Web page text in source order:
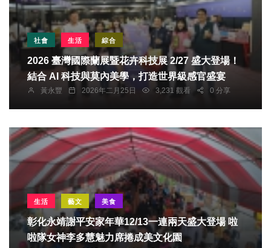
社會 生活 綜合
2026 臺灣國際蘭展暨花卉科技展 2/27 盛大登場！
結合 AI 科技與莫內美學，打造世界級感官盛宴
黃永豐 2026年二月25日 3,231 觀看 0 分享
生活 藝文 美食
彰化永靖謝平安家年華12/13一連兩天盛大登場 啦
啦隊女神李多慧魅力席捲成美文化園